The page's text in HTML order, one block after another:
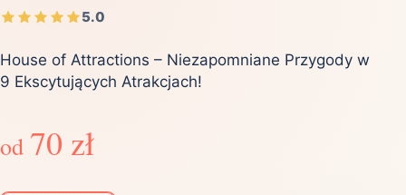
5.0
House of Attractions – Niezapomniane Przygody w
9 Ekscytujących Atrakcjach!
od 70 zł